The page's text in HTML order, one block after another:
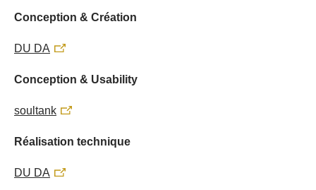
Conception & Création
DU DA
Conception & Usability
soultank
Réalisation technique
DU DA